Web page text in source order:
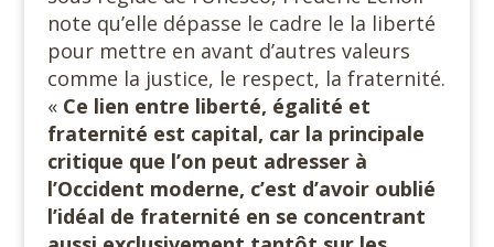
note qu’elle dépasse le cadre le la liberté
pour mettre en avant d’autres valeurs
comme la justice, le respect, la fraternité.
« Ce lien entre liberté, égalité et
fraternité est capital, car la principale
critique que l’on peut adresser à
l’Occident moderne, c’est d’avoir oublié
l’idéal de fraternité en se concentrant